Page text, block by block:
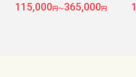
115,000 円～365,000 円